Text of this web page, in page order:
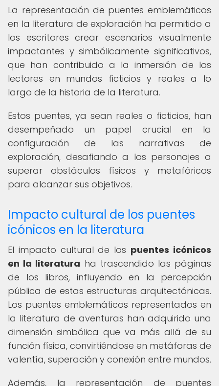
La representación de puentes emblemáticos
en la literatura de exploración ha permitido a
los escritores crear escenarios visualmente
impactantes y simbólicamente significativos,
que han contribuido a la inmersión de los
lectores en mundos ficticios y reales a lo
largo de la historia de la literatura.
Estos puentes, ya sean reales o ficticios, han
desempeñado un papel crucial en la
configuración de las narrativas de
exploración, desafiando a los personajes a
superar obstáculos físicos y metafóricos
para alcanzar sus objetivos.
Impacto cultural de los puentes
icónicos en la literatura
El impacto cultural de los puentes icónicos
en la literatura ha trascendido las páginas
de los libros, influyendo en la percepción
pública de estas estructuras arquitectónicas.
Los puentes emblemáticos representados en
la literatura de aventuras han adquirido una
dimensión simbólica que va más allá de su
función física, convirtiéndose en metáforas de
valentía, superación y conexión entre mundos.
Además, la representación de puentes